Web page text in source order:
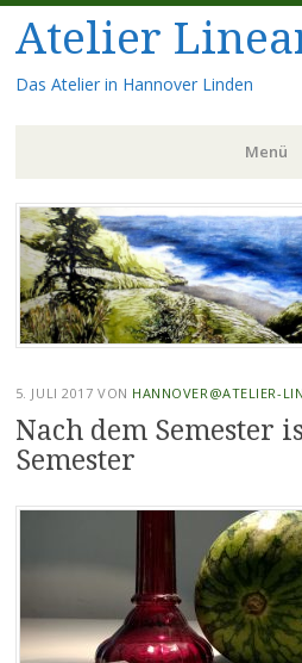
Atelier
Das Atelier in Hannover Linden
Menü
Zum
Inhalt
springen
5. JULI 2017 VON HANNOVER@ATELIER-
Nach dem Semester
Semester